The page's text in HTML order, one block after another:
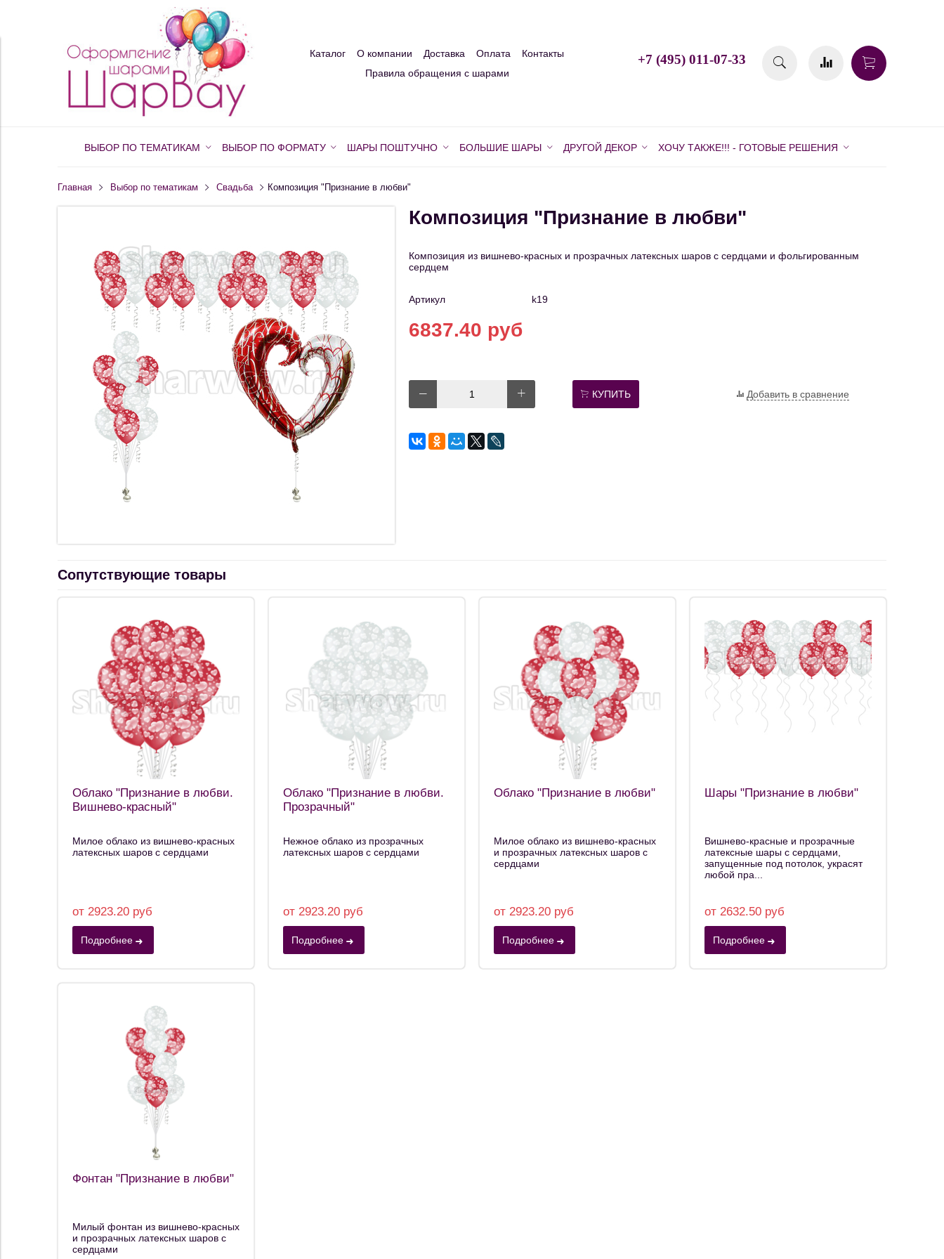
Каталог О компании Доставка Оплата
Контакты
Правила обращения с шарами
+7 (495) 011-07-33
ВЫБОР ПО ТЕМАТИКАМ ВЫБОР ПО ФОРМАТУ ШАРЫ ПОШТУЧНО БОЛЬШИЕ ШАРЫ ДРУГОЙ ДЕКОР ХОЧУ ТАКЖЕ!!! - ГОТОВЫЕ РЕШЕНИЯ
Главная Выбор по тематикам Свадьба Композиция "Признание в любви"
Композиция "Признание в любви"
Композиция из вишнево-красных и прозрачных латексных шаров с сердцами и фольгированным
сердцем
Артикул k19
6837.40 руб
КУПИТЬ Добавить в сравнение
Сопутствующие товары
Облако "Признание в любви.
Вишнево-красный"
Милое облако из вишнево-красных
латексных шаров с сердцами
от 2923.20 руб
Подробнее
Облако "Признание в любви.
Прозрачный"
Нежное облако из прозрачных
латексных шаров с сердцами
от 2923.20 руб
Подробнее
Облако "Признание в любви"
Милое облако из вишнево-красных
и прозрачных латексных шаров с
сердцами
от 2923.20 руб
Подробнее
Шары "Признание в любви"
Вишнево-красные и прозрачные
латексные шары с сердцами,
запущенные под потолок, украсят
любой пра...
от 2632.50 руб
Подробнее
Фонтан "Признание в любви"
Милый фонтан из вишнево-красных
и прозрачных латексных шаров с
сердцами